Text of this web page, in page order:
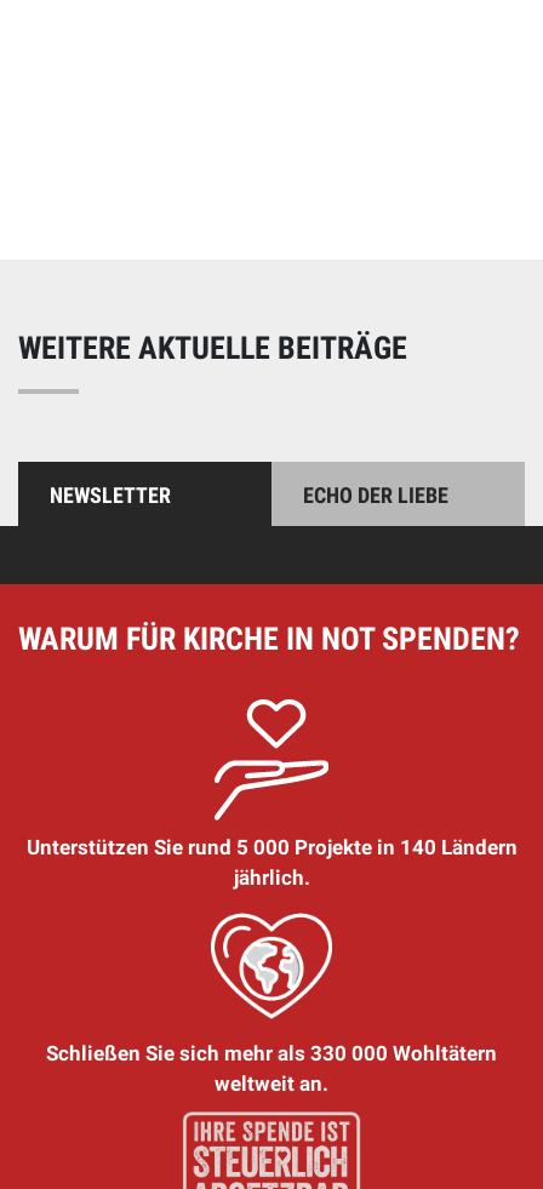
WEITERE AKTUELLE BEITRÄGE
NEWSLETTER ECHO DER LIEBE
WARUM FÜR KIRCHE IN NOT SPENDEN?
Unterstützen Sie rund 5 000 Projekte in 140 Ländern
jährlich.
Schließen Sie sich mehr als 330 000 Wohltätern
weltweit an.